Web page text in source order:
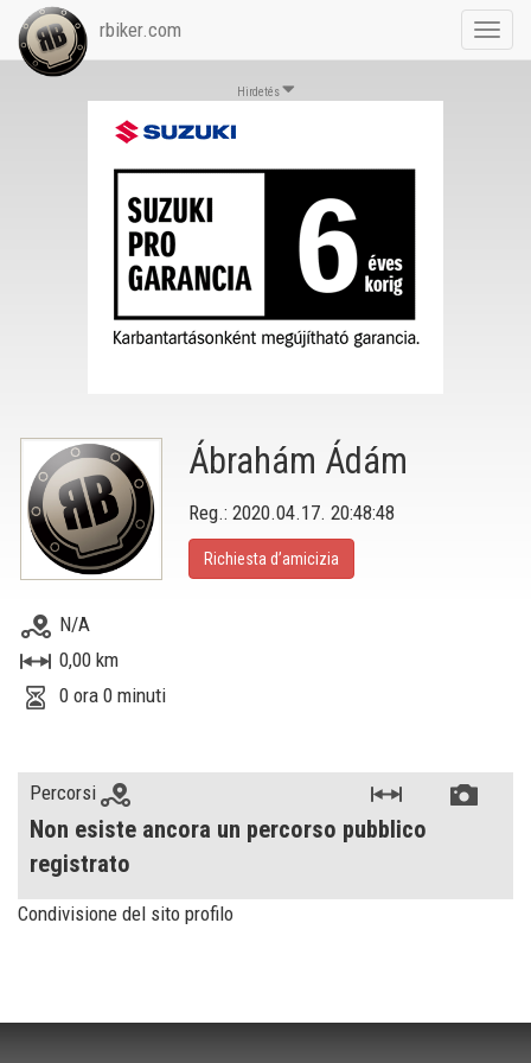
rbiker.com
Hirdetés
Ábrahám Ádám
Reg.: 2020.04.17. 20:48:48
Richiesta d’amicizia
N/A
0,00 km
0 ora 0 minuti
Percorsi
Non esiste ancora un percorso pubblico
registrato
Condivisione del sito profilo